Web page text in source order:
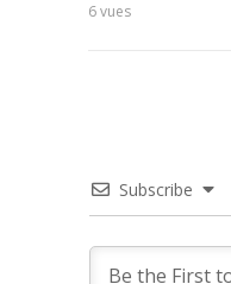
6vues
Subscribe